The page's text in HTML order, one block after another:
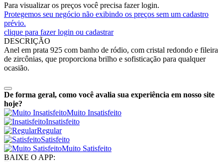
Para visualizar os preços você precisa fazer login.
Protegemos seu negócio não exibindo os preços sem um cadastro
prévio.
clique para fazer login ou cadastrar
DESCRIÇÃO
Anel em prata 925 com banho de ródio, com cristal redondo e fileira
de zircônias, que proporciona brilho e sofisticação para qualquer
ocasião.
De forma geral, como você avalia sua experiência em nosso site
hoje?
Muito Insatisfeito
Insatisfeito
Regular
Satisfeito
Muito Satisfeito
BAIXE O APP: